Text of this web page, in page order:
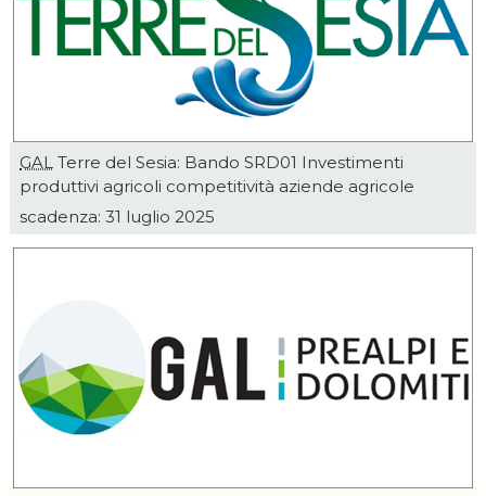
GAL Terre del Sesia: Bando SRD01 Investimenti
produttivi agricoli competitività aziende agricole
scadenza: 31 luglio 2025